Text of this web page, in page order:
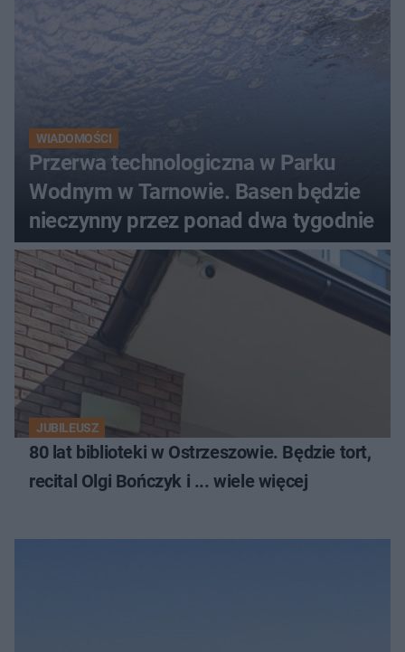
WIADOMOŚCI
Przerwa technologiczna w Parku
Wodnym w Tarnowie. Basen będzie
nieczynny przez ponad dwa tygodnie
JUBILEUSZ
80 lat biblioteki w Ostrzeszowie. Będzie tort,
recital Olgi Bończyk i ... wiele więcej